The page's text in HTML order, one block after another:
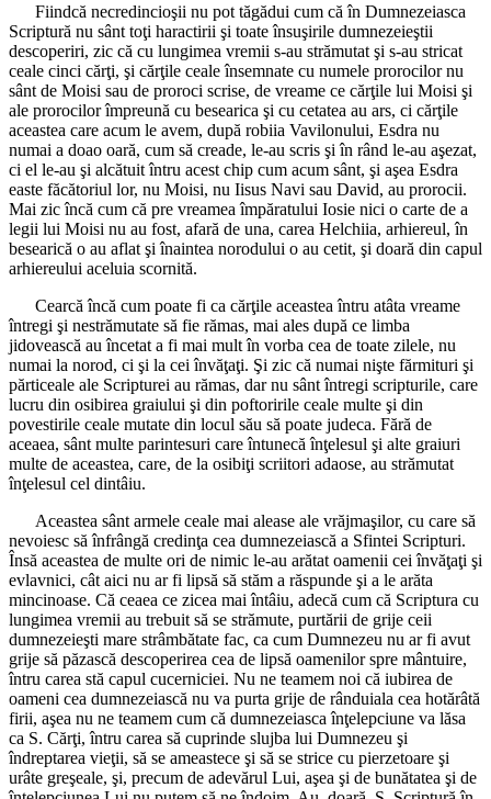
Fiindcă necredincioşii nu pot tăgădui cum că în Dumnezeiasca
Scriptură nu sânt toţi haractirii şi toate însuşirile dumnezeieştii
descoperiri, zic că cu lungimea vremii s-au strămutat şi s-au stricat
ceale cinci cărţi, şi cărţile ceale însemnate cu numele prorocilor nu
sânt de Moisi sau de proroci scrise, de vreame ce cărţile lui Moisi şi
ale prorocilor împreună cu besearica şi cu cetatea au ars, ci cărţile
aceastea care acum le avem, după robiia Vavilonului, Esdra nu
numai a doao oară, cum să creade, le-au scris şi în rând le-au aşezat,
ci el le-au şi alcătuit întru acest chip cum acum sânt, şi aşea Esdra
easte făcătoriul lor, nu Moisi, nu Iisus Navi sau David, au prorocii.
Mai zic încă cum că pre vreamea împăratului Iosie nici o carte de a
legii lui Moisi nu au fost, afară de una, carea Helchiia, arhiereul, în
besearică o au aflat şi înaintea norodului o au cetit, şi doară din capul
arhiereului aceluia scornită.
Cearcă încă cum poate fi ca cărţile aceastea întru atâta vreame
întregi şi nestrămutate să fie rămas, mai ales după ce limba
jidovească au încetat a fi mai mult în vorba cea de toate zilele, nu
numai la norod, ci şi la cei învăţaţi. Şi zic că numai nişte fărmituri şi
părticeale ale Scripturei au rămas, dar nu sânt întregi scripturile, care
lucru din osibirea graiului şi din poftoririle ceale multe şi din
povestirile ceale mutate din locul său să poate judeca. Fără de
aceaea, sânt multe parintesuri care întunecă înţelesul şi alte graiuri
multe de aceastea, care, de la osibiţi scriitori adaose, au strămutat
înţelesul cel dintâiu.
Aceastea sânt armele ceale mai alease ale vrăjmaşilor, cu care să
nevoiesc să înfrângă credinţa cea dumnezeiască a Sfintei Scripturi.
Însă aceastea de multe ori de nimic le-au arătat oamenii cei învăţaţi şi
evlavnici, cât aici nu ar fi lipsă să stăm a răspunde şi a le arăta
mincinoase. Că ceaea ce zicea mai întâiu, adecă cum că Scriptura cu
lungimea vremii au trebuit să se strămute, purtării de grije ceii
dumnezeieşti mare strâmbătate fac, ca cum Dumnezeu nu ar fi avut
grije să păzască descoperirea cea de lipsă oamenilor spre mântuire,
întru carea stă capul cucerniciei. Nu ne teamem noi că iubirea de
oameni cea dumnezeiască nu va purta grije de rânduiala cea hotărâtă
firii, aşea nu ne teamem cum că dumnezeiasca înţelepciune va lăsa
ca S. Cărţi, întru carea să cuprinde slujba lui Dumnezeu şi
îndreptarea vieţii, să se ameastece şi să se strice cu pierzetoare şi
urâte greşeale, şi, precum de adevărul Lui, aşea şi de bunătatea şi de